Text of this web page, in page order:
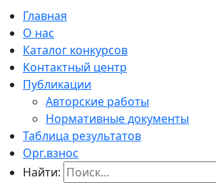
Главная
О нас
Каталог конкурсов
Контактный центр
Публикации
Авторские работы
Нормативные документы
Таблица результатов
Орг.взнос
Найти: